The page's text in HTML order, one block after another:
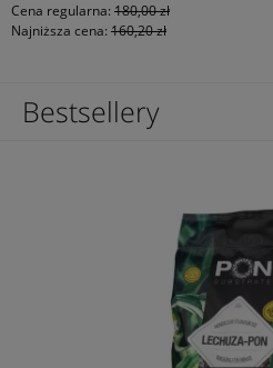
Cena regularna: 180,00 zł
Najniższa cena: 160,20 zł
Bestsellery